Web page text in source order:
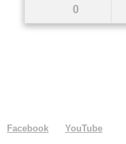
0
Facebook YouTube